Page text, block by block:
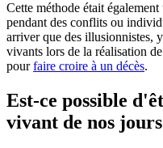
Cette méthode était
pendant des conflits ou
arriver que des illusionnistes,
vivants lors de la réalisation
pourfaire croire à un décès.
Est-ce possible
vivant de nos